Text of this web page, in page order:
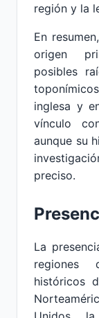
región y la
En
origen
posibles
inglesa y
vínculo
aunque su
preciso.
La
regiones
históricos